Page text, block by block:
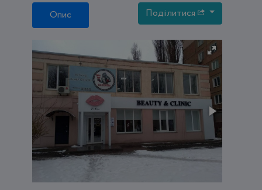
Опис Поділитися